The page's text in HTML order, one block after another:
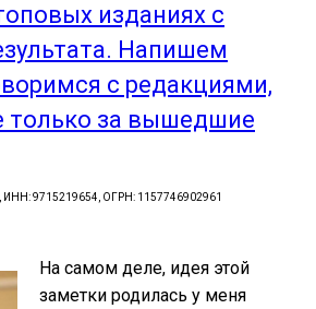
изданиях с
Напишем
с редакциями,
только за вышедшие
9715219654, ОГРН: 1157746902961
На самом деле, идея этой
заметки родилась у меня